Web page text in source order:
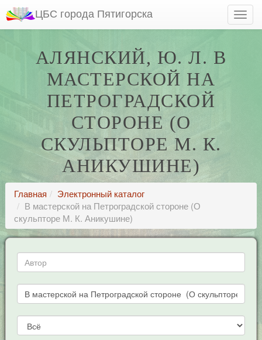
ЦБС города Пятигорска
АЛЯНСКИЙ, Ю. Л. В
МАСТЕРСКОЙ НА
ПЕТРОГРАДСКОЙ
СТОРОНЕ (О
СКУЛЬПТОРЕ М. К.
АНИКУШИНЕ)
Главная
Электронный каталог
В мастерской на Петроградской стороне (О
скульпторе М. К. Аникушине)